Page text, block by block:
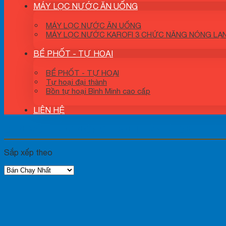
MÁY LỌC NƯỚC ĂN UỐNG
MÁY LỌC NƯỚC ĂN UỐNG
MÁY LỌC NƯỚC KAROFI 3 CHỨC NĂNG NÓNG
BỂ PHỐT - TỰ HOẠI
BỂ PHỐT - TỰ HOẠI
Tự hoại đại thành
Bồn tự hoại Bình Minh cao cấp
LIÊN HỆ
Sắp xếp theo